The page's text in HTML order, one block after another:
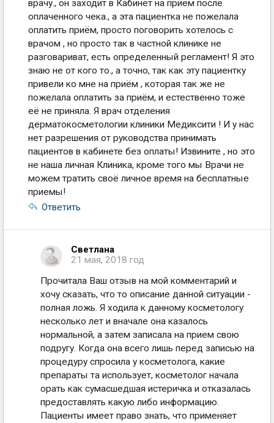
врачу., он заходит в Кабинет на приём после
оплаченного чека., а эта пациентка не пожелала
оплатить приём, просто поговорить хотелось с
врачом , но просто так в частной клинике не
разговариват, есть определенный регламент! Я это
знаю не от кого то., а точно, так как эту пациентку
привели ко мне на приём , которая так же не
пожелала оплатить за приём, и естественно тоже
её не приняла. Я врач отделения
дерматокосметологии клиники Медиксити ! И у нас
нет разрешения от руководства принимать
пациентов в кабинете без оплаты! Извините , но это
не наша личная Клиника, кроме того мы Врачи не
можем тратить своё личное время на бесплатные
приемы!
Ответить
Светлана
21 мая, 2018 год
Прочитала Ваш отзыв на мой комментарий и
хочу сказать, что то описание данной ситуации -
полная ложь. Я ходила к данному косметологу
несколько лет и вначале она казалось
нормальной, а затем записала на прием свою
подругу. Когда она всего лишь перед записью на
процедуру спросила у косметолога, какие
препараты та использует, косметолог начала
орать как сумасшедшая истеричка и отказалась
предоставлять какую либо информацию.
Пациенты имеет право знать, что применяет